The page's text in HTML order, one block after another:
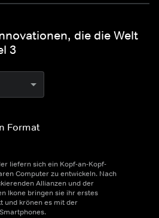
die die Welt
3
Format
liefern sich ein Kopf-an-Kopf-
Computer zu entwickeln. Nach
Allianzen und der
Ikone bringen sie ihr erstes
und krönen es mit der